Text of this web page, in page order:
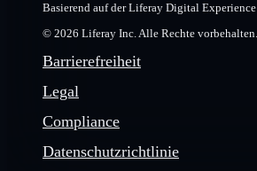
Basierend auf der Liferay Digital
© 2026 Liferay Inc. Alle Rechte vorbehalten.
Barrierefreiheit
Legal
Compliance
Datenschutzrichtlinie